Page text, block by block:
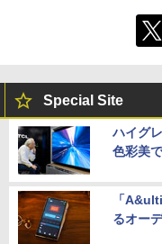
Special Site
ハイグ
色彩美
「
るオー